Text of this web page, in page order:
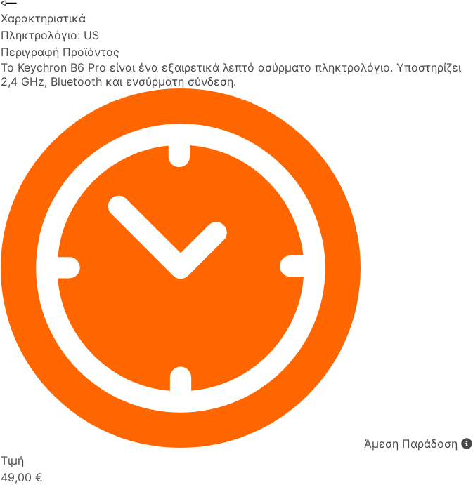
Χαρακτηριστικά
Πληκτρολόγιο: US
Περιγραφή Προϊόντος
Το Keychron B6 Pro είναι ένα εξαιρετικά λεπτό ασύρματο πληκτρολόγιο. Υποστηρίζει
2,4 GHz, Bluetooth και ενσύρματη σύνδεση.
Άμεση Παράδοση
Τιμή
49,00 €